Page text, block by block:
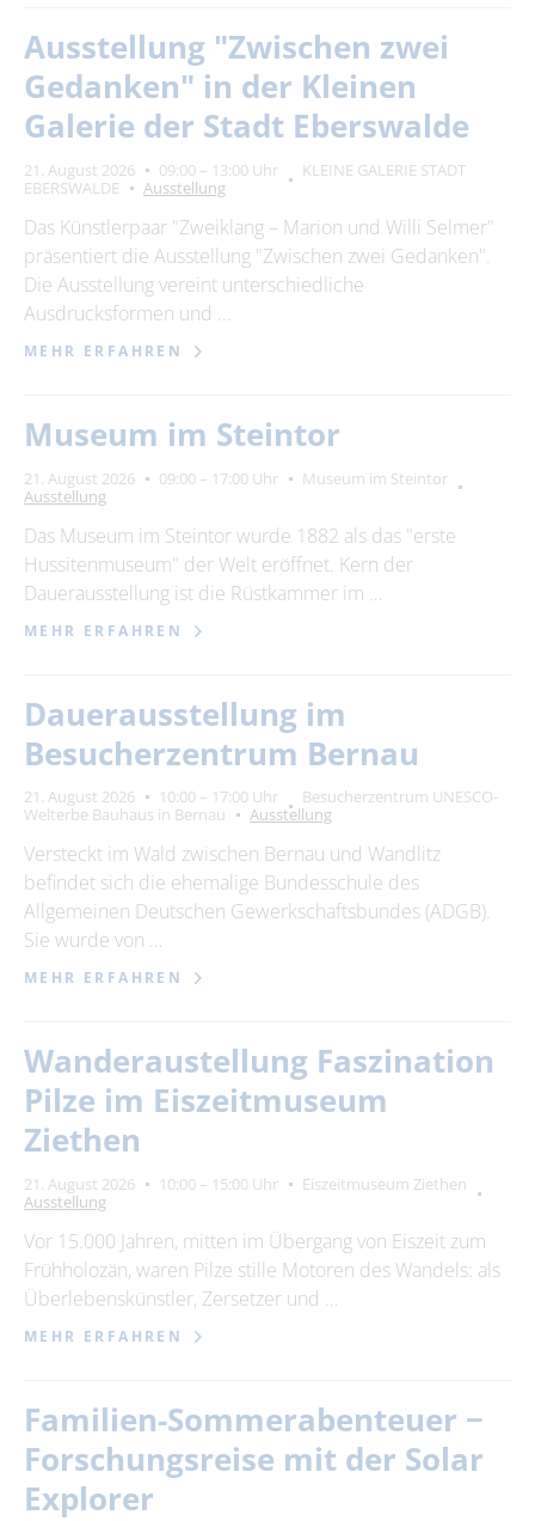
Zeitraum
von
bis
alle Kategorien
Kategorie
Suchbegriff
Ort
SUCHEN
Ausstellung "Zwischen zwei
Gedanken" in der Kleinen
Galerie der Stadt Eberswalde
21. August 2026 09:00 – 13:00 Uhr
KLEINE GALERIE STADT
EBERSWALDE
Ausstellung
Das Künstlerpaar "Zweiklang – Marion und Willi Selmer"
präsentiert die Ausstellung "Zwischen zwei Gedanken".
Die Ausstellung vereint unterschiedliche
Ausdrucksformen und …
MEHR ERFAHREN
Museum im Steintor
21. August 2026 09:00 – 17:00 Uhr
Museum im Steintor
Ausstellung
Das Museum im Steintor wurde 1882 als das "erste
Hussitenmuseum" der Welt eröffnet. Kern der
Dauerausstellung ist die Rüstkammer im …
MEHR ERFAHREN
Dauerausstellung im
Besucherzentrum Bernau
21. August 2026 10:00 – 17:00 Uhr
Besucherzentrum UNESCO-
Welterbe Bauhaus in Bernau
Ausstellung
Versteckt im Wald zwischen Bernau und Wandlitz
befindet sich die ehemalige Bundesschule des
Allgemeinen Deutschen Gewerkschaftsbundes (ADGB).
Sie wurde von …
MEHR ERFAHREN
Wanderaustellung Faszination
Pilze im Eiszeitmuseum
Ziethen
21. August 2026 10:00 – 15:00 Uhr
Eiszeitmuseum Ziethen
Ausstellung
Vor 15.000 Jahren, mitten im Übergang von Eiszeit zum
Frühholozän, waren Pilze stille Motoren des Wandels: als
Überlebenskünstler, Zersetzer und …
MEHR ERFAHREN
Familien-Sommerabenteuer −
Forschungsreise mit der Solar
Explorer